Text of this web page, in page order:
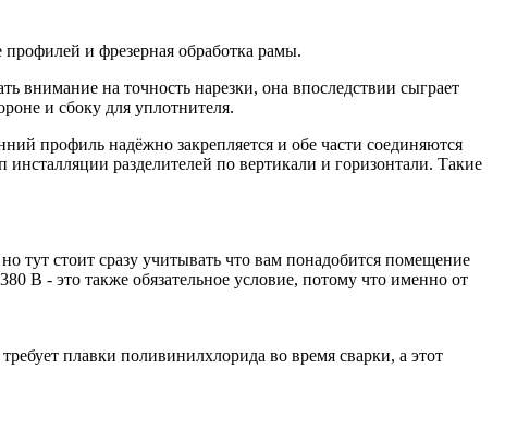
и фрезерная обработка рамы.
внимание на точность нарезки, она впоследствии сыграет
и сбоку для уплотнителя.
профиль надёжно закрепляется и обе части соединяются
разделителей по вертикали и горизонтали. Такие
тут стоит сразу учитывать что вам понадобится помещение
В - это также обязательное условие, потому что именно от
плавки поливинилхлорида во время сварки, а этот